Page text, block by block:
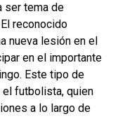
ser tema de
reconocido
nueva lesión en el
en el importante
Este tipo de
futbolista, quien
a lo largo de